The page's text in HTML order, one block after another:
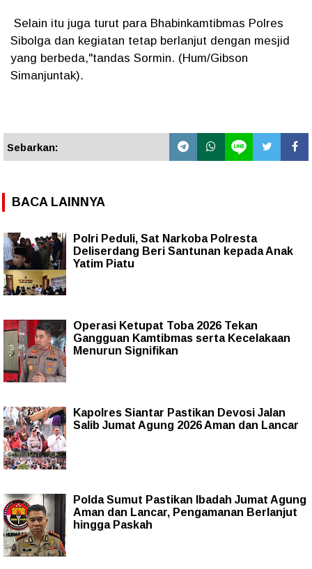
Selain itu juga turut para Bhabinkamtibmas Polres
Sibolga dan kegiatan tetap berlanjut dengan mesjid
yang berbeda,"tandas Sormin. (Hum/Gibson
Simanjuntak).
Sebarkan:
BACA LAINNYA
Polri Peduli, Sat Narkoba Polresta
Deliserdang Beri Santunan kepada Anak
Yatim Piatu
Operasi Ketupat Toba 2026 Tekan
Gangguan Kamtibmas serta Kecelakaan
Menurun Signifikan
Kapolres Siantar Pastikan Devosi Jalan
Salib Jumat Agung 2026 Aman dan Lancar
Polda Sumut Pastikan Ibadah Jumat Agung
Aman dan Lancar, Pengamanan Berlanjut
hingga Paskah